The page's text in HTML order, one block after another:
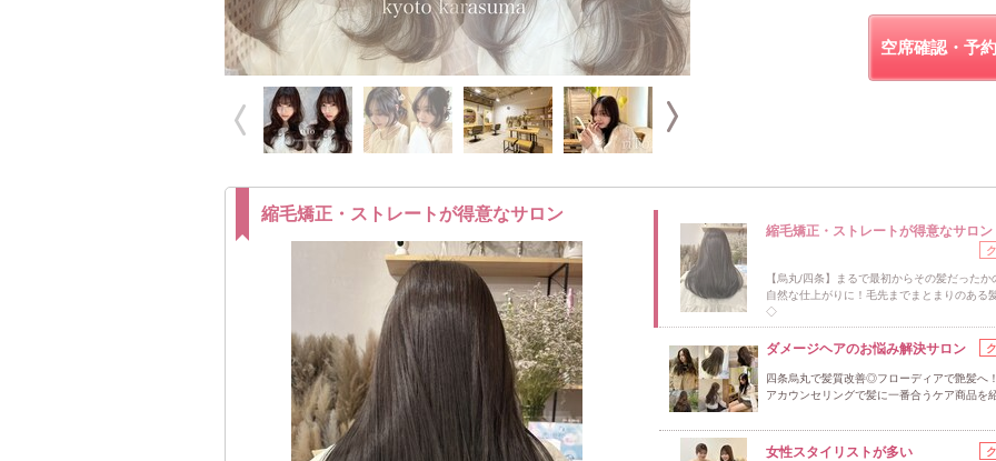
空席確認・予
縮毛矯正・ストレートが得意なサロン
ダメージヘアのお悩み解決サロン
縮毛矯正・ストレートが得意なサロン
【烏丸/四条】まるで最初からその髪だったか
自然な仕上がりに！毛先までまとまりのある
◇
ダメージヘアのお悩み解決サロン
四条烏丸で髪質改善◎フローディアで艶髪へ
アカウンセリングで髪に一番合うケア商品を
女性スタイリストが多い